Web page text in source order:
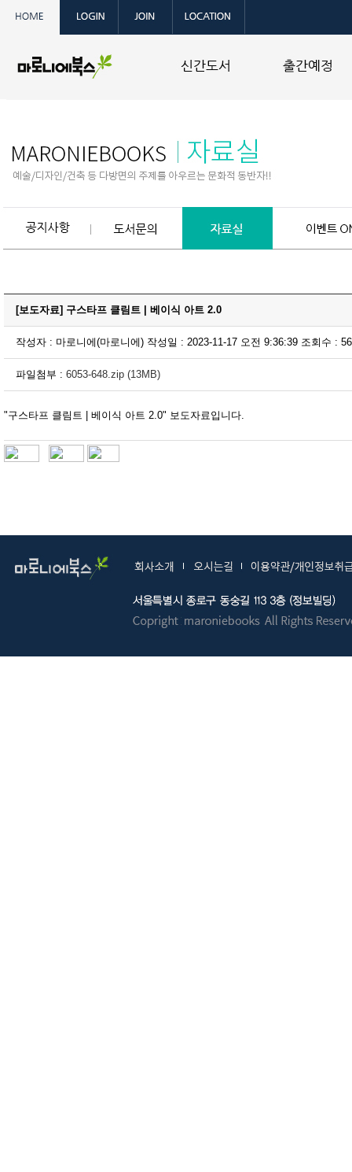
[보도자료] 구스타프 클림트 | 베이식 아트 2.0
작성자 : 마로니에(마로니에) 작성일 : 2023-11-17 오전 9:36:39 조회수 :
파일첨부 : 6053-648.zip (13MB)
"구스타프 클림트 | 베이식 아트 2.0" 보도자료입니다.